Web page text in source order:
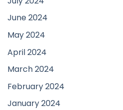
June 2024
May 2024
April 2024
March 2024
February 2024
January 2024